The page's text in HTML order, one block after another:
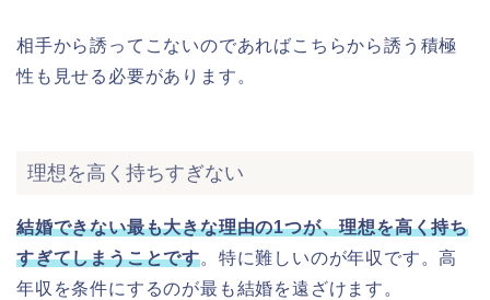
相手から誘ってこないのであればこちらから誘う積極
性も見せる必要があります。
理想を高く持ちすぎない
結婚できない最も大きな理由の1つが、理想を高く持ち
すぎてしまうことです。特に難しいのが年収です。高
年収を条件にするのが最も結婚を遠ざけます。